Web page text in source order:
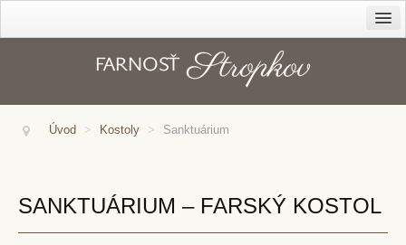
Duchovné povolania
Správcovia farnosti
Úvod > Kostoly > Sanktuárium
SANKTUÁRIUM – FARSKÝ KOSTOL